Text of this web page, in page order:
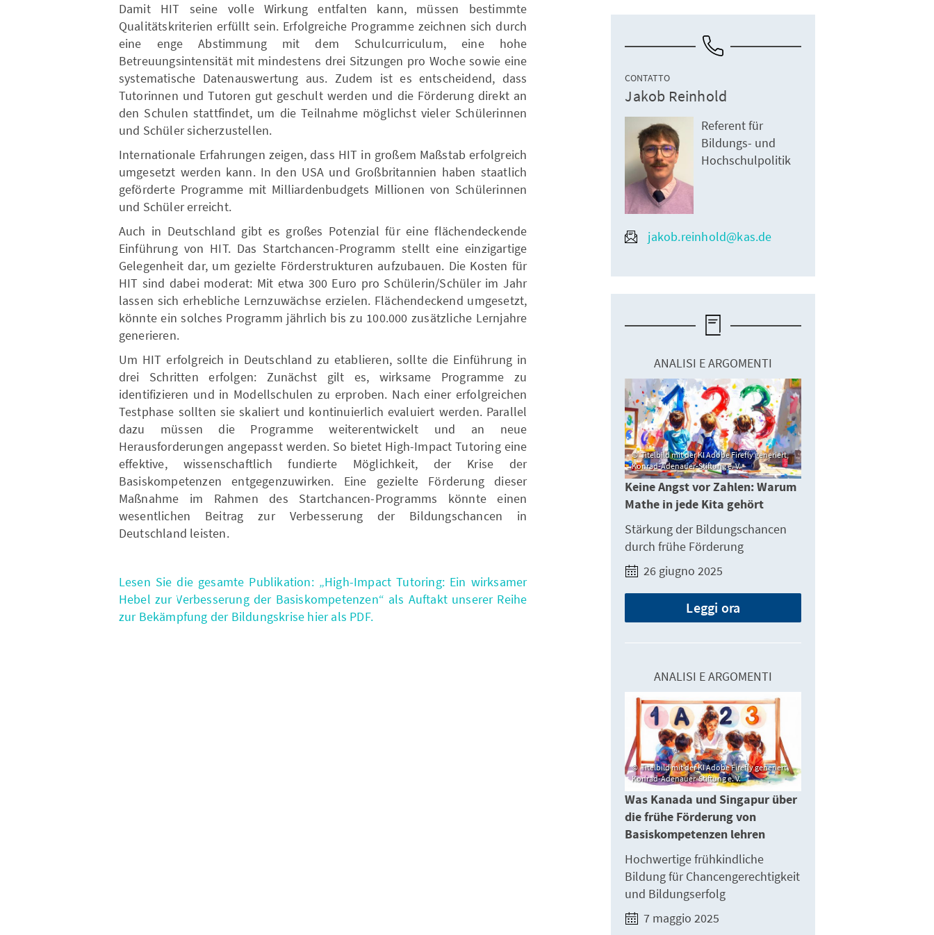
Damit HIT seine volle Wirkung entfalten kann, müssen bestimmte
Qualitätskriterien erfüllt sein. Erfolgreiche Programme zeichnen sich durch
eine enge Abstimmung mit dem Schulcurriculum, eine hohe
Betreuungsintensität mit mindestens drei Sitzungen pro Woche sowie eine
systematische Datenauswertung aus. Zudem ist es entscheidend, dass
Tutorinnen und Tutoren gut geschult werden und die Förderung direkt an
den Schulen stattfindet, um die Teilnahme möglichst vieler Schülerinnen
und Schüler sicherzustellen.
Internationale Erfahrungen zeigen, dass HIT in großem Maßstab erfolgreich
umgesetzt werden kann. In den USA und Großbritannien haben staatlich
geförderte Programme mit Milliardenbudgets Millionen von Schülerinnen
und Schüler erreicht.
Auch in Deutschland gibt es großes Potenzial für eine flächendeckende
Einführung von HIT. Das Startchancen-Programm stellt eine einzigartige
Gelegenheit dar, um gezielte Förderstrukturen aufzubauen. Die Kosten für
HIT sind dabei moderat: Mit etwa 300 Euro pro Schülerin/Schüler im Jahr
lassen sich erhebliche Lernzuwächse erzielen. Flächendeckend umgesetzt,
könnte ein solches Programm jährlich bis zu 100.000 zusätzliche Lernjahre
generieren.
Um HIT erfolgreich in Deutschland zu etablieren, sollte die Einführung in
drei Schritten erfolgen: Zunächst gilt es, wirksame Programme zu
identifizieren und in Modellschulen zu erproben. Nach einer erfolgreichen
Testphase sollten sie skaliert und kontinuierlich evaluiert werden. Parallel
dazu müssen die Programme weiterentwickelt und an neue
Herausforderungen angepasst werden. So bietet High-Impact Tutoring eine
effektive, wissenschaftlich fundierte Möglichkeit, der Krise der
Basiskompetenzen entgegenzuwirken. Eine gezielte Förderung dieser
Maßnahme im Rahmen des Startchancen-Programms könnte einen
wesentlichen Beitrag zur Verbesserung der Bildungschancen in
Deutschland leisten.
Lesen Sie die gesamte Publikation: „High-Impact Tutoring: Ein wirksamer
Hebel zur Verbesserung der Basiskompetenzen“ als Auftakt unserer Reihe
zur Bekämpfung der Bildungskrise hier als PDF.
CONTATTO
Jakob Reinhold
Referent für
Bildungs- und
Hochschulpolitik
jakob.reinhold@kas.de
ANALISI E ARGOMENTI
Titelbild mit der KI Adobe Firefly generiert,
Konrad-Adenauer-Stiftung e. V.
Keine Angst vor Zahlen: Warum
Mathe in jede Kita gehört
Stärkung der Bildungschancen
durch frühe Förderung
26 giugno 2025
Leggi ora
ANALISI E ARGOMENTI
Titelbild mit der KI Adobe Firefly generiert,
Konrad-Adenauer-Stiftung e. V.
Was Kanada und Singapur über
die frühe Förderung von
Basiskompetenzen lehren
Hochwertige frühkindliche
Bildung für Chancengerechtigkeit
und Bildungserfolg
7 maggio 2025